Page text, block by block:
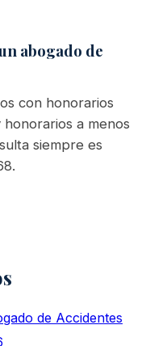
abogado de
con honorarios
a menos
siempre es
de Accidentes